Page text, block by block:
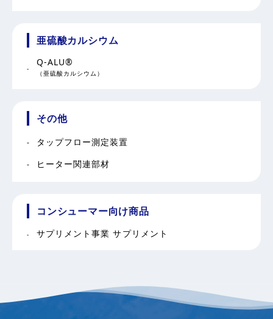
亜硫酸カルシウム
Q-ALU®
（亜硫酸カルシウム）
その他
タップフロー測定装置
ヒーター関連部材
コンシューマー向け商品
サプリメント事業 サプリメント